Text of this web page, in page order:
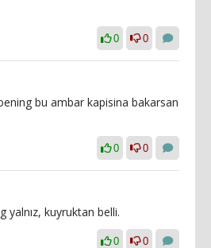
0 0
bu ambar kapisina bakarsan
0 0
yalnız, kuyruktan belli.
0 0